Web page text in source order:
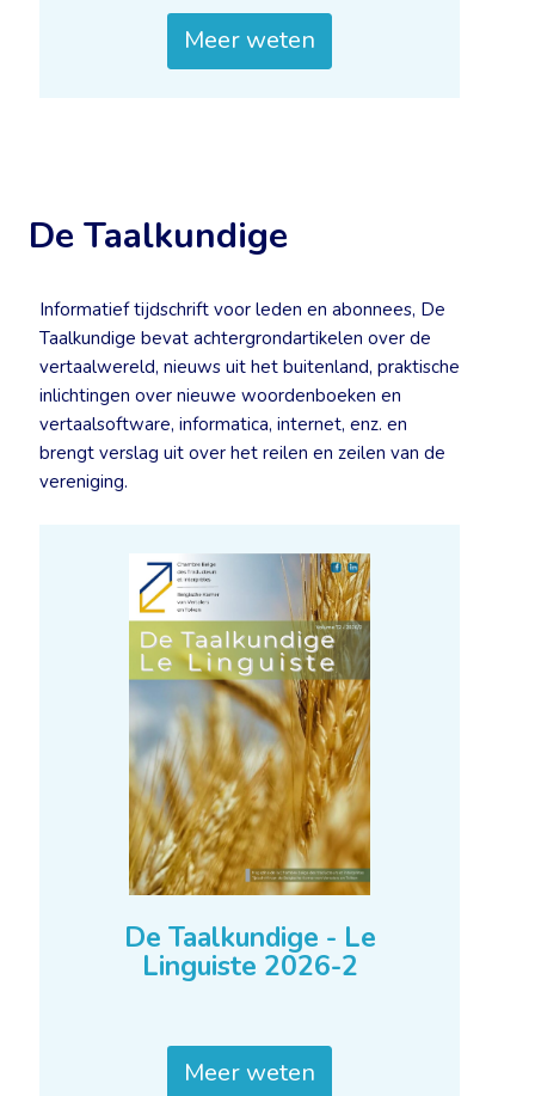
Meer weten
De Taalkundige
Informatief tijdschrift voor leden en abonnees, De
Taalkundige bevat achtergrondartikelen over de
vertaalwereld, nieuws uit het buitenland, praktische
inlichtingen over nieuwe woordenboeken en
vertaalsoftware, informatica, internet, enz. en
brengt verslag uit over het reilen en zeilen van de
vereniging.
De Taalkundige - Le
Linguiste 2026-2
Meer weten